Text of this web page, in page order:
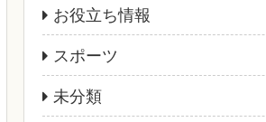
お役立ち情報
スポーツ
未分類